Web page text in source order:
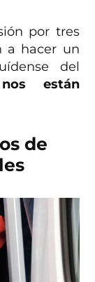
por tres
a hacer un
del
están
de